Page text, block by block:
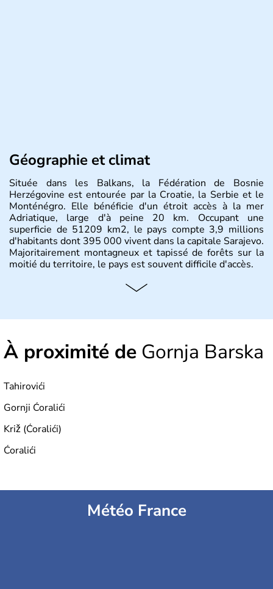
Géographie et climat
Située dans les Balkans, la Fédération de Bosnie
Herzégovine est entourée par la Croatie, la Serbie et le
Monténégro. Elle bénéficie d'un étroit accès à la mer
Adriatique, large d'à peine 20 km. Occupant une
superficie de 51209 km2, le pays compte 3,9 millions
d'habitants dont 395 000 vivent dans la capitale Sarajevo.
Majoritairement montagneux et tapissé de forêts sur la
moitié du territoire, le pays est souvent difficile d'accès.
À proximité de Gornja Barska
Tahirovići
Gornji Ćoralići
Križ (Ćoralići)
Ćoralići
Météo France